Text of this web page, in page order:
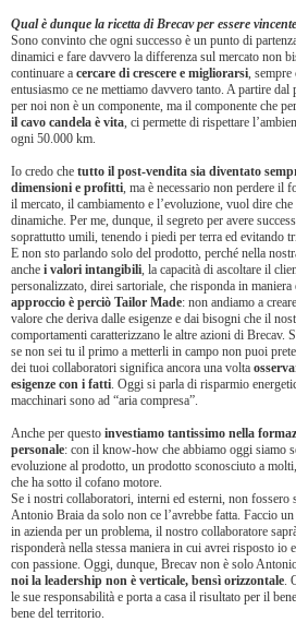
Qual è dunque la ricetta di Brecav per essere
Sono convinto che ogni successo è un punto di
dinamici e fare davvero la differenza sul mercato non
continuare a cercare di crescere e migliorarsi, sempre
entusiasmo ce ne mettiamo davvero tanto. A partire
per noi non è un componente, ma il componente che
il cavo candela è vita, ci permette di rispettare
ogni 50.000 km.
Io credo che tutto il post-vendita sia diventato
dimensioni e profitti, ma è necessario non perdere il
il mercato, il cambiamento e l’evoluzione, vuol dire
dinamiche. Per me, dunque, il segreto per avere
soprattutto umili, tenendo i piedi per terra ed evitando
E non sto parlando solo del prodotto, perché nella
anche i valori intangibili, la capacità di ascoltare il
personalizzato, direi sartoriale, che risponda in maniera
approccio è perciò Tailor Made: non andiamo a
valore che deriva dalle esigenze e dai bisogni che il
comportamenti caratterizzano le altre azioni di Brecav.
se non sei tu il primo a metterli in campo non puoi
dei tuoi collaboratori significa ancora una volta
esigenze con i fatti. Oggi si parla di risparmio
macchinari sono ad “aria compresa”.
Anche per questo investiamo tantissimo nella
personale: con il know-how che abbiamo oggi siamo
evoluzione al prodotto, un prodotto sconosciuto a
che ha sotto il cofano motore.
Se i nostri collaboratori, interni ed esterni, non fossero
Antonio Braia da solo non ce l’avrebbe fatta. Faccio
in azienda per un problema, il nostro collaboratore
risponderà nella stessa maniera in cui avrei risposto io
con passione. Oggi, dunque, Brecav non è solo
noi la leadership non è verticale, bensì orizzontale.
le sue responsabilità e porta a casa il risultato per il
bene del territorio.